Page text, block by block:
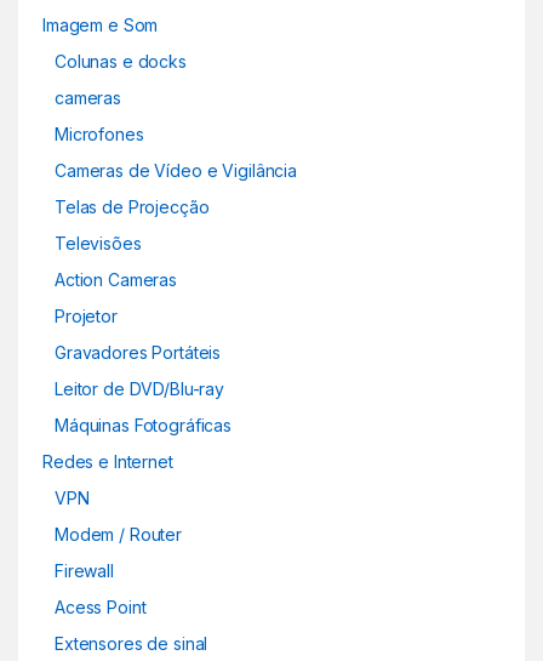
Imagem e Som
Colunas e docks
cameras
Microfones
Cameras de Vídeo e Vigilância
Telas de Projecção
Televisões
Action Cameras
Projetor
Gravadores Portáteis
Leitor de DVD/Blu-ray
Máquinas Fotográficas
Redes e Internet
VPN
Modem / Router
Firewall
Acess Point
Extensores de sinal